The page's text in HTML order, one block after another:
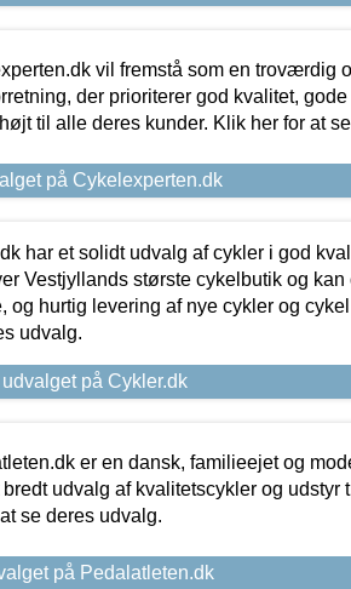
vil fremstå som en troværdig
der prioriterer god kvalitet,
til alle deres kunder. Klik her for at
på Cykelexperten.dk
har et solidt udvalg af cykler i god
Vestjyllands største cykelbutik og kan
og hurtig levering af nye cykler og
udvalg.
på Cykler.dk
er en dansk, familieejet og
bredt udvalg af kvalitetscykler og udstyr
se deres udvalg.
på Pedalatleten.dk